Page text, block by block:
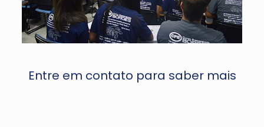
Entre em contato para saber mais